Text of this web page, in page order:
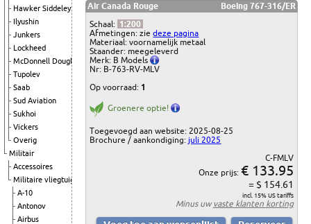
Hawker Siddeley
Ilyushin
Junkers
Lockheed
McDonnell Douglas
Tupolev
Saab
Sud Aviation
Sukhoi
Vickers
Overig
Militair
Accessoires
Militaire vliegtuigen
A-10
Antonov
Airbus
Air Canada Rouge
Boeing 767-316/ER
Schaal: 1:200
Afmetingen: ziedeze pagina
Materiaal: voornamelijk metaal
Staander: meegeleverd
Merk: B Models
Nr: B-763-RV-MLV
Op voorraad: 1
Groenere optie!
Toegevoegd aan website: 2025-08-25
Brochure / aankondiging: juli 2025
C-FMLV
Onze prijs: € 133.95
= $ 154.61
incl. 15% US tariffs
Minus uwvaste klanten korting